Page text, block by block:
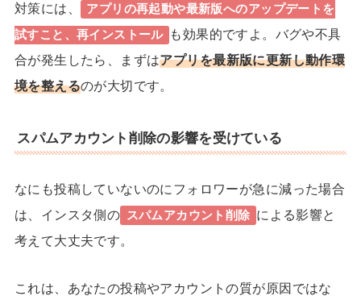
対策には、
アプリの再起動や最新版へのアップデートを
試すこと、再インストール
も効果的ですよ。 バグや不具
合が発生したら、まずはアプリを最新版に更新し動作環
境を整えるのが大切です。
スパムアカウント削除の影響を受けている
なにも投稿していないのにフォロワーが急に減った場合
は、インスタ側の
スパムアカウント削除 による影響と
考えて大丈夫です。
これは、あなたの投稿やアカウントの質が原因ではな